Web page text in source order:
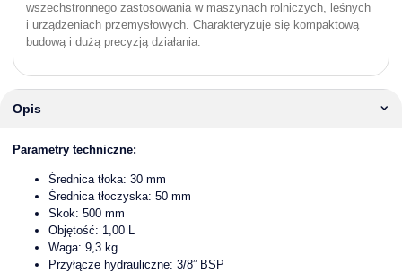
wszechstronnego zastosowania w maszynach rolniczych, leśnych
i urządzeniach przemysłowych. Charakteryzuje się kompaktową
budową i dużą precyzją działania.
Opis
Parametry techniczne:
Średnica tłoka: 30 mm
Średnica tłoczyska: 50 mm
Skok: 500 mm
Objętość: 1,00 L
Waga: 9,3 kg
Przyłącze hydrauliczne: 3/8” BSP